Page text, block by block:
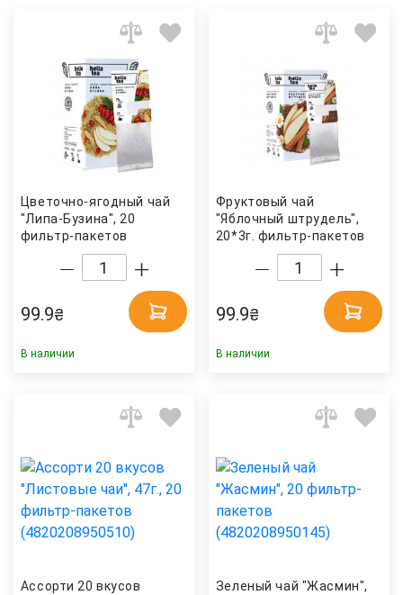
Цветочно-ягодный чай
"Липа-Бузина", 20
фильтр-пакетов
(4820208950329) Hello
99.9₴
В наличии
Фруктовый чай
"Яблочный штрудель",
20*3г. фильтр-пакетов
(4820230480092) Hello
99.9₴
В наличии
Ассорти 20 вкусов
Зеленый чай "Жасмин",